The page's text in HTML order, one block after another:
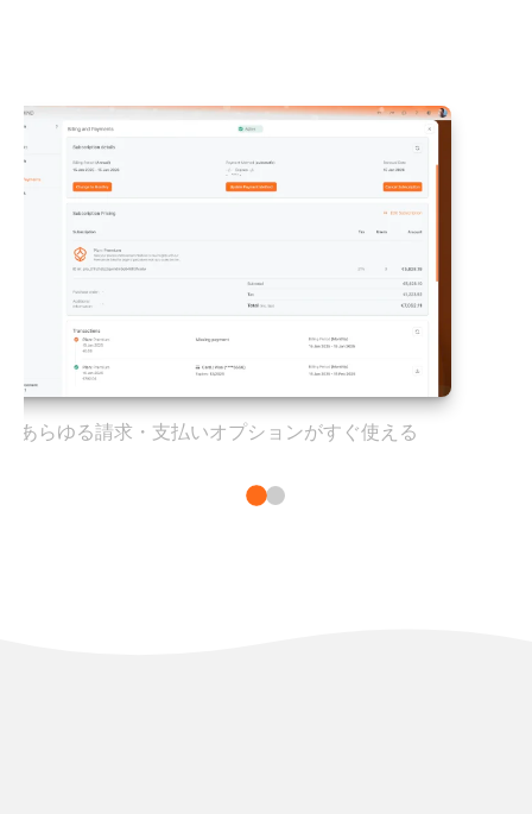
あらゆる請求・支払いオプションがすぐ使える